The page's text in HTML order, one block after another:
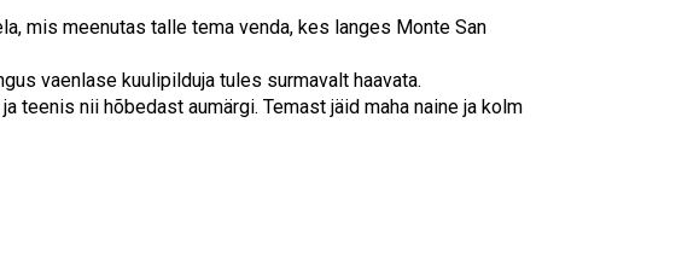
mis meenutas talle tema venda, kes langes Monte San
vaenlase kuulipilduja tules surmavalt haavata.
teenis nii hõbedast aumärgi. Temast jäid maha naine ja kolm